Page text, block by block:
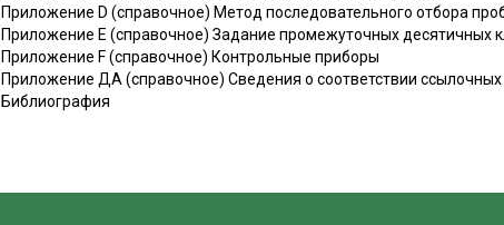
Приложение D (справочное) Метод последовательного отбора
Приложение Е (справочное) Задание промежуточных десятичных
Приложение F (справочное) Контрольные приборы
Приложение ДА (справочное) Сведения о соответствии
Библиография